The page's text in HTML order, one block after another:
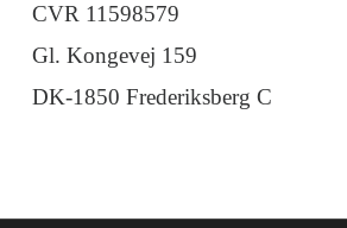
CVR 11598579
Gl. Kongevej 159
DK-1850 Frederiksberg C